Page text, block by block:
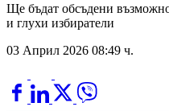
Ще бъдат обсъдени
и глухи избиратели
03 Април 2026 08:49 ч.